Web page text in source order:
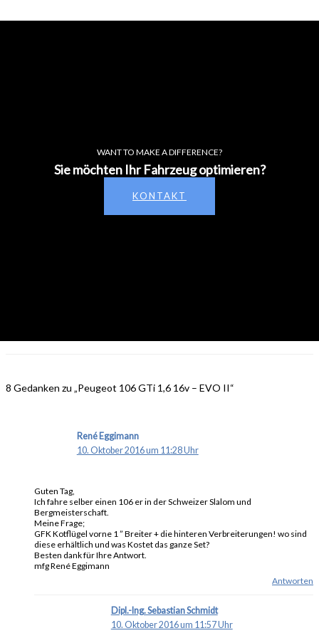
WANT TO MAKE A DIFFERENCE?
Sie möchten Ihr Fahrzeug optimieren?
KONTAKT
8 Gedanken zu „Peugeot 106 GTi 1,6 16v – EVO II“
René Eggimann
10. Oktober 2016 um 11:28 Uhr
Guten Tag,
Ich fahre selber einen 106 er in der Schweizer Slalom und
Bergmeisterschaft.
Meine Frage;
GFK Kotflügel vorne 1 ” Breiter + die hinteren Verbreiterungen! wo sind
diese erhältlich und was Kostet das ganze Set?
Besten dank für Ihre Antwort.
mfg René Eggimann
Antworten
Dipl.-Ing. Sebastian Schmidt
10. Oktober 2016 um 11:57 Uhr